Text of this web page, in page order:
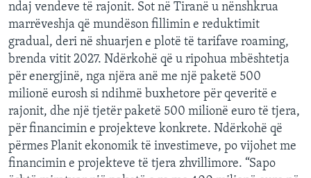
ndaj vendeve të rajonit. Sot në Tiranë u nënshkrua
marrëveshja që mundëson fillimin e reduktimit
gradual, deri në shuarjen e plotë të tarifave roaming,
brenda vitit 2027. Ndërkohë që u ripohua mbështetja
për energjinë, nga njëra anë me një paketë 500
milionë eurosh si ndihmë buxhetore për qeveritë e
rajonit, dhe një tjetër paketë 500 milionë euro të tjera,
për financimin e projekteve konkrete. Ndërkohë që
përmes Planit ekonomik të investimeve, po vijohet me
financimin e projekteve të tjera zhvillimore. “Sapo